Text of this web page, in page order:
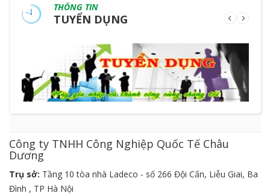
THÔNG TIN
TUYỂN DỤNG
Công ty TNHH Công Nghiệp Quốc Tế Châu
Dương
Trụ sở: Tầng 10 tòa nhà Ladeco - số 266 Đội Cấn, Liễu Giai, Ba
Đình , TP Hà Nội